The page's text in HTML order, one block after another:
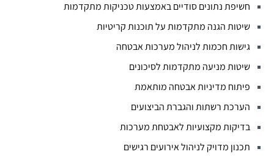
חשיפת נתונים סודיים באמצעות טכניקות מתקדמות
שיטות הגנה מתקדמות על תוכנות קריטיות
גישות חכמות לניהול מערכות אבטחה
שיטות מניעה מתקדמות לסיכונים
פיתוח מדיניות אבטחה מותאמת
הערכת רשתות והגברת הביצועים
בדיקות מקצועיות לאבטחת מערכות
תכנון מדויק לניהול אירועים רגישים